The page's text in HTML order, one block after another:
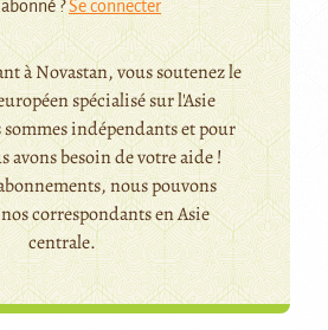
?Se connecter
à Novastan, vous soutenez le
spécialisé sur l'Asie
indépendants et pour
avons besoin de votre aide !
nous pouvons
correspondants en Asie
centrale.